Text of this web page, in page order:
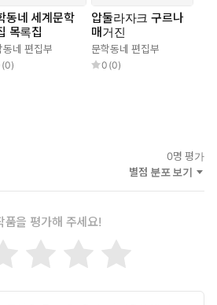
면서도 끝내 길을 잃지 않은 것은 세
빛나는 별들이 길잡이가 되어주었기
사명감 속에서 그리게 될 이 새로운
애정에 힘입어 우리 모두의 뿌듯한 자
동네 세계문학
목록집
동네 편집부
(0)
압둘라자크 구르나
매거진
문학동네 편집부
0 (0)
0명 평가
별점 분포 보기
품을 평가해 주세요!